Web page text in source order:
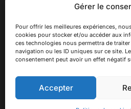
Gérer le
Pour offrir les meilleures expériences,
cookies pour stocker et/ou accéder aux
ces technologies nous permettra de
navigation ou les ID uniques sur ce site.
consentement peut avoir un effet négatif
Accepter
(adresse postale :
Maximin, 69003
à 100 mètres du
Lumière, T3
bus C16 Dr